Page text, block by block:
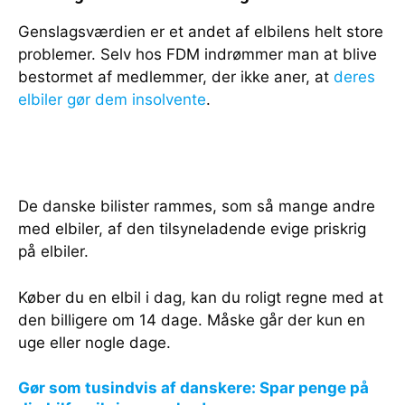
Genslagsværdien er et andet af elbilens helt store
problemer. Selv hos FDM indrømmer man at blive
bestormet af medlemmer, der ikke aner, at deres
elbiler gør dem insolvente.
De danske bilister rammes, som så mange andre
med elbiler, af den tilsyneladende evige priskrig
på elbiler.
Køber du en elbil i dag, kan du roligt regne med at
den billigere om 14 dage. Måske går der kun en
uge eller nogle dage.
Gør som tusindvis af danskere: Spar penge på